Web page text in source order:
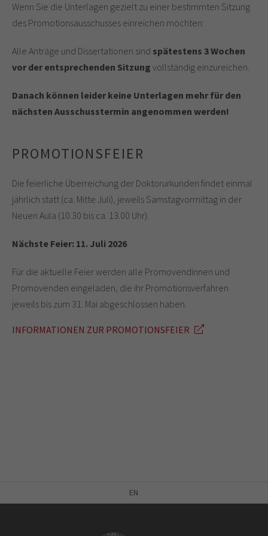
Wenn Sie die Unterlagen gezielt zu einer bestimmten Sitzung
des Promotionsausschusses einreichen möchten:
Alle Anträge und Dissertationen sind spätestens 3 Wochen
vor der entsprechenden Sitzung vollständig einzureichen.
Danach können leider keine Unterlagen mehr für den
nächsten Ausschusstermin angenommen werden!
PROMOTIONSFEIER
Die feierliche Überreichung der Doktorurkunden findet einmal
jährlich statt (ca. Mitte Juli), jeweils Samstagvormittag in der
Neuen Aula (10.30 bis ca. 13.00 Uhr).
Nächste Feier: 11. Juli 2026
Für die aktuelle Feier werden alle Promovendinnen und
Promovenden eingeladen, die ihr Promotionsverfahren
jeweils bis zum 31. Mai abgeschlossen haben.
INFORMATIONEN ZUR PROMOTIONSFEIER
EN